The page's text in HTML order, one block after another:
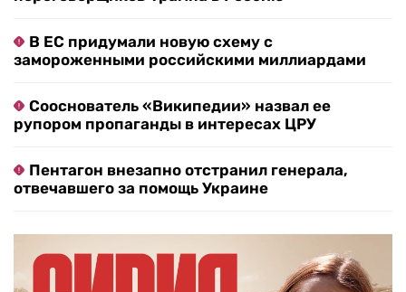
В ЕС придумали новую схему с
замороженными российскими миллиардами
Сооснователь «Википедии» назвал ее
рупором пропаганды в интересах ЦРУ
Пентагон внезапно отстранил генерала,
отвечавшего за помощь Украине